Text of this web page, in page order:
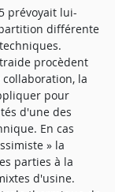
prévoyait lui-
différente
procèdent
la
pour
d'une des
En cas
» la
parties à la
d'usine.